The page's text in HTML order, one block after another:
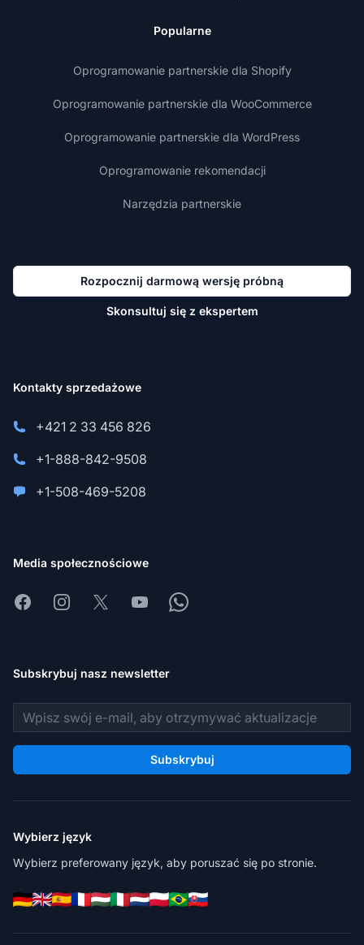
Popularne
Oprogramowanie partnerskie dla Shopify
Oprogramowanie partnerskie dla WooCommerce
Oprogramowanie partnerskie dla WordPress
Oprogramowanie rekomendacji
Narzędzia partnerskie
Rozpocznij darmową wersję próbną
Skonsultuj się z ekspertem
Kontakty sprzedażowe
+421 2 33 456 826
+1-888-842-9508
+1-508-469-5208
Media społecznościowe
FacebookInstagram
X YoutubeWhatsapp
Subskrybuj nasz newsletter
Adres e-mail
Subskrybuj
Wybierz język
Wybierz preferowany język, aby poruszać się po stronie.